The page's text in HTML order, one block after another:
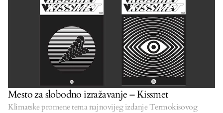
Mesto za slobodno izražavanje – Kissmet
Klimatske promene tema najnovijeg izdanje Termokisovog